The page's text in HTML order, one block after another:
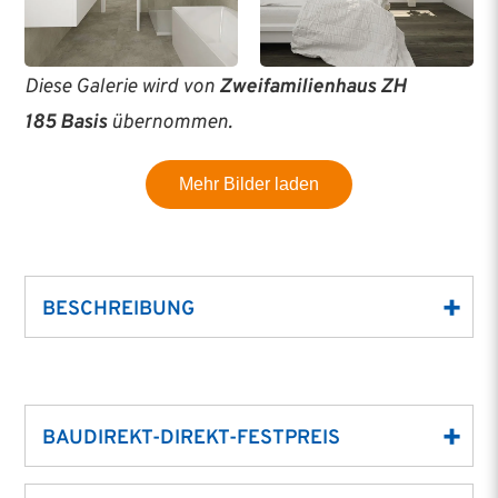
Diese Galerie wird vonZweifamilienhaus ZH
185 Basisübernommen.
Mehr Bilder laden
BESCHREIBUNG
GROSSZÜGIGE ARCHITEKTUR T
RIFFT MODERNES W
OHNKONZEPT
BAUDIREKT-DIREKT-FESTPREIS